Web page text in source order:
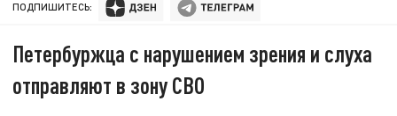
ПОДПИШИТЕСЬ:
Петербуржца с нарушением зрения и слуха
отправляют в зону СВО